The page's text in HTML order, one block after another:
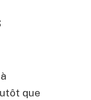
que